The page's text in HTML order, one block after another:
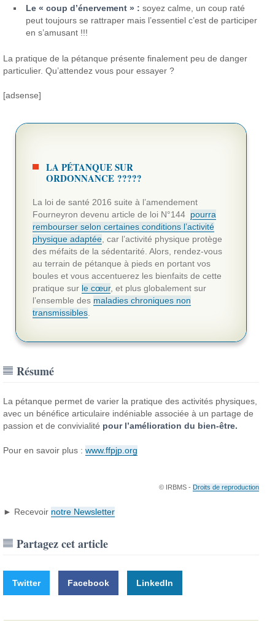
Le « coup d’énervement » : soyez calme, un coup raté
peut toujours se rattraper mais l’essentiel c’est de participer
en s’amusant !!!
La pratique de la pétanque présente finalement peu de danger
particulier. Qu’attendez vous pour essayer ?
[adsense]
LA PÉTANQUE SUR
ORDONNANCE ?????
La loi de santé 2016 suite à l’amendement
Fourneyron devenu article de loi N°144 pourra
rembourser selon certaines conditions l’activité
physique adaptée , car l’activité physique protège
des méfaits de la sédentarité. Alors, rendez-vous
au terrain de pétanque à pieds en portant vos
boules et vous accentuerez les bienfaits de cette
pratique sur le cœur, et plus globalement sur
l’ensemble des maladies chroniques non
transmissibles
Résumé
La pétanque permet de varier la pratique des activités physiques,
avec un bénéfice articulaire indéniable associée à un partage de
passion et de convivialité pour l’amélioration du bien-être.
Pour en savoir plus :www.ffpjp.org
© IRBMS - Droits de reproduction
► Recevoir notre Newsletter
Partagez cet article
Twitter Facebook LinkedIn